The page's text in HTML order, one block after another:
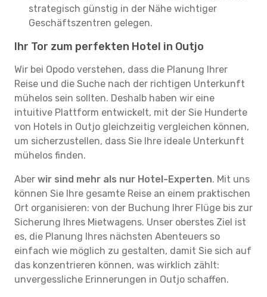
strategisch günstig in der Nähe wichtiger
Geschäftszentren gelegen.
Ihr Tor zum perfekten Hotel in Outjo
Wir bei Opodo verstehen, dass die Planung Ihrer
Reise und die Suche nach der richtigen Unterkunft
mühelos sein sollten. Deshalb haben wir eine
intuitive Plattform entwickelt, mit der Sie Hunderte
von Hotels in Outjo gleichzeitig vergleichen können,
um sicherzustellen, dass Sie Ihre ideale Unterkunft
mühelos finden.
Aber wir sind mehr als nur Hotel-Experten. Mit uns
können Sie Ihre gesamte Reise an einem praktischen
Ort organisieren: von der Buchung Ihrer Flüge bis zur
Sicherung Ihres Mietwagens. Unser oberstes Ziel ist
es, die Planung Ihres nächsten Abenteuers so
einfach wie möglich zu gestalten, damit Sie sich auf
das konzentrieren können, was wirklich zählt:
unvergessliche Erinnerungen in Outjo schaffen.